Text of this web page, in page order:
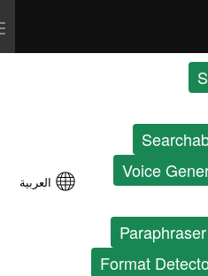
Voice
Paraphraser
Format
العربية